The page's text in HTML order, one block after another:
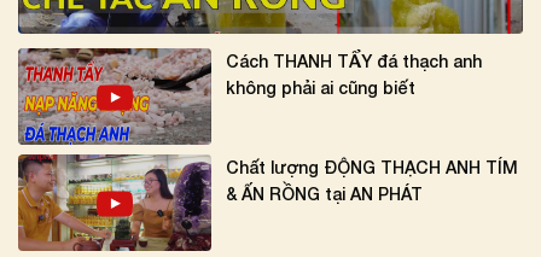
Cách THANH TẨY đá thạch anh
không phải ai cũng biết
Chất lượng ĐỘNG THẠCH ANH TÍM
& ẤN RỒNG tại AN PHÁT